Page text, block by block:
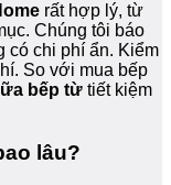
rất hợp lý, từ
Chúng tôi báo
có chi phí ẩn. Kiểm
So với mua bếp
bếp từ tiết kiệm
lâu?